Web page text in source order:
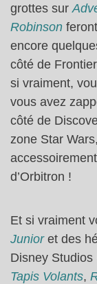
grottes sur
Robinson
encore
côté de
si vraiment,
vous avez
côté de
zone Star
d’Orbitron !
Et si vraiment
Junioret des
Disney Studios
Tapis Volants,